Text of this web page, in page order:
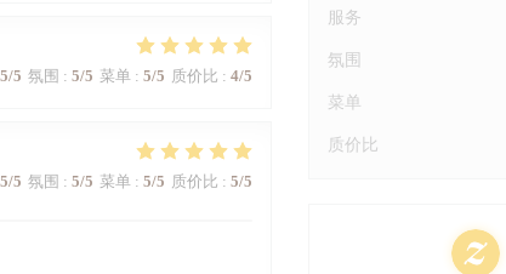
5/5 氛围 : 5/5 菜单: 5/5 质价比 : 4/5
5/5 氛围 : 5/5 菜单: 5/5 质价比 : 5/5
服务
氛围
菜单
质价比